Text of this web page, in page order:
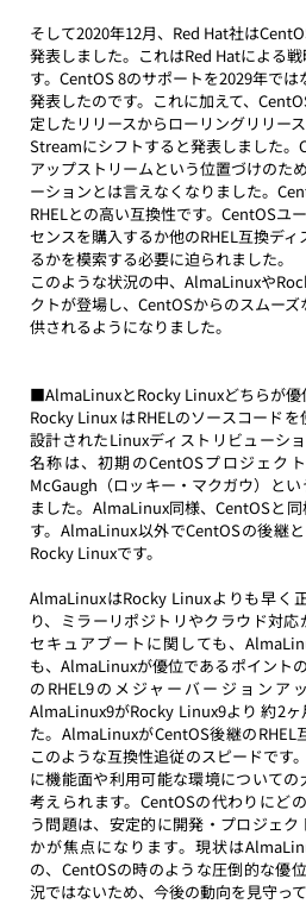
そして2020年12月、Red Hat社は
発表しました。これはRed Hatによる
す。CentOS 8のサポートを2029年で
発表したのです。これに加えて、
定したリリースからローリングリリー
Streamにシフトすると発表しました。
アップストリームという位置づけのた
ーションとは言えなくなりました。
RHELとの高い互換性です。CentOSユ
センスを購入するか他のRHEL互換デ
るかを模索する必要に迫られました。
このような状況の中、AlmaLinuxや
クトが登場し、CentOSからのスムー
供されるようになりました。
■AlmaLinuxとRocky Linuxどちらが優
Rocky Linux はRHELのソースコード
設計されたLinuxディストリビューシ
名称は、初期のCentOSプロジェク
McGaugh（ロッキー・マクガウ）と
ました。AlmaLinux同様、CentOSと
す。AlmaLinux以外でCentOSの後継
Rocky Linuxです。
AlmaLinuxはRocky Linuxよりも早く
り、ミラーリポジトリやクラウド対
セキュアブートに関しても、
も、AlmaLinuxが優位であるポイント
のRHEL9のメジャーバージョンア
AlmaLinux9がRocky Linux9より 約2
た。AlmaLinuxがCentOS後継のRHEL
このような互換性追従のスピードです
に機能面や利用可能な環境について
考えられます。CentOSの代わりにど
う問題は、安定的に開発・プロジェク
かが焦点になります。現状は
の、CentOSの時のような圧倒的な優
況ではないため、今後の動向を見守っ